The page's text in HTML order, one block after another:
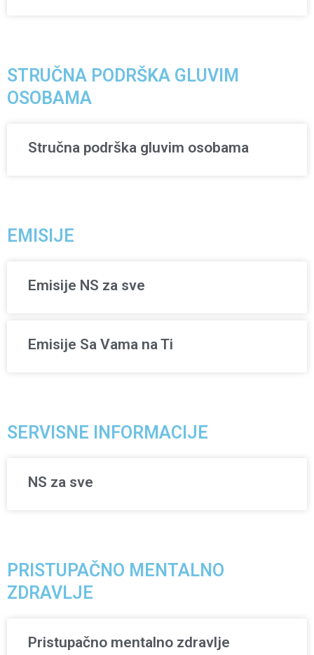
STRUČNA PODRŠKA GLUVIM
OSOBAMA
Stručna podrška gluvim osobama
EMISIJE
Emisije NS za sve
Emisije Sa Vama na Ti
SERVISNE INFORMACIJE
NS za sve
PRISTUPAČNO MENTALNO
ZDRAVLJE
Pristupačno mentalno zdravlje